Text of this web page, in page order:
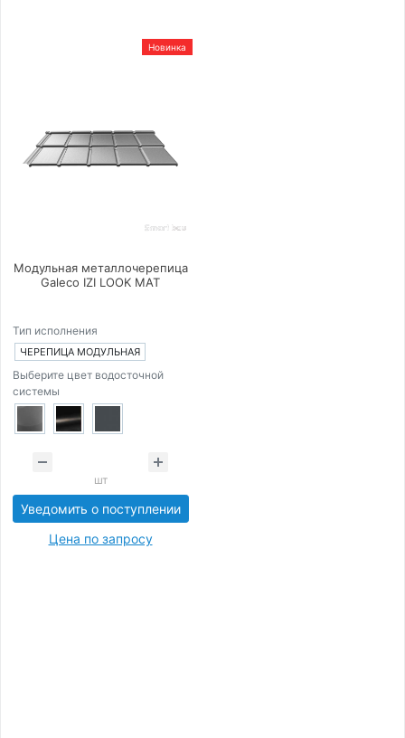
Новинка
Модульная металлочерепица
Galeco IZI LOOK MAT
Тип исполнения
ЧЕРЕПИЦА МОДУЛЬНАЯ
Выберите цвет водосточной
системы
шт
Уведомить о поступлении
Цена по запросу